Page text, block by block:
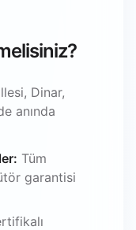
Dinar,
anında
Tüm
garantisi